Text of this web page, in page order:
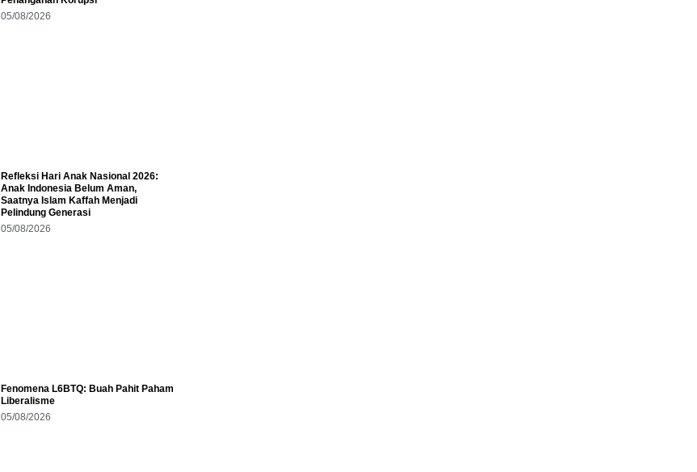
05/08/2026
Refleksi Hari Anak Nasional 2026:
Anak Indonesia Belum Aman,
Saatnya Islam Kaffah Menjadi
Pelindung Generasi
05/08/2026
Fenomena L6BTQ: Buah Pahit Paham
Liberalisme
05/08/2026